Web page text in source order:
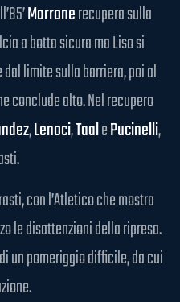
Marronerecupera sulla
a botta sicura ma Liso si
dal limite sulla barriera, poi al
conclude alto. Nel recupero
,Lenoci,TaalePucinelli,
con l’Atletico che mostra
le disattenzioni della ripresa.
un pomeriggio difficile, da cui